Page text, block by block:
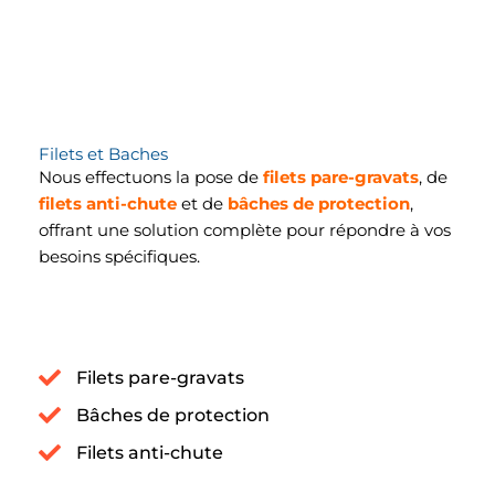
Filets et Baches
Nous effectuons la pose de filets pare-gravats, de
filets anti-chute et de bâches de protection,
offrant une solution complète pour répondre à vos
besoins spécifiques.
Filets pare-gravats
Bâches de protection
Filets anti-chute